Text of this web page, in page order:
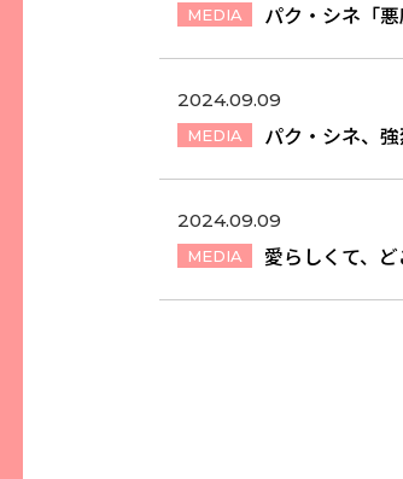
MEDIA パク・シネ「
2024.09.09
MEDIA パク・シネ、
2024.09.09
MEDIA 愛らしくて、